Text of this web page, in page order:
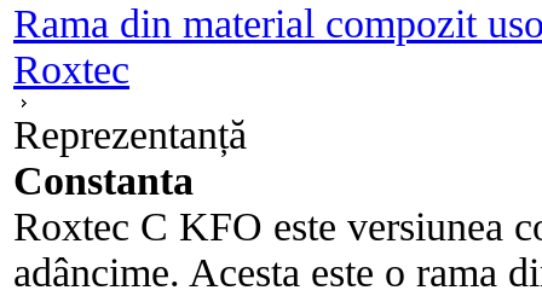
Rama din material compozit
Roxtec
Reprezentanță
Constanta
Roxtec C KFO este versiunea
adâncime. Acesta este o rama